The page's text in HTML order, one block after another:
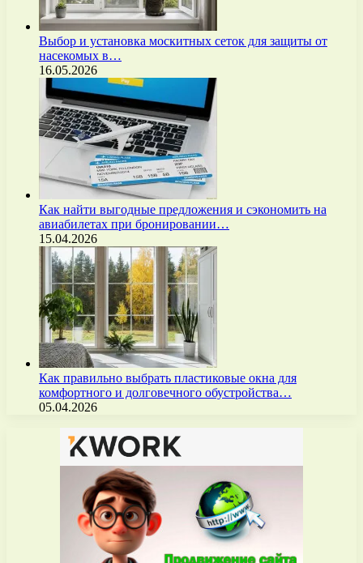
Выбор и установка москитных сеток для защиты от
насекомых в…
16.05.2026
Как найти выгодные предложения и сэкономить на
авиабилетах при бронировании…
15.04.2026
Как правильно выбрать пластиковые окна для
комфортного и долговечного обустройства…
05.04.2026